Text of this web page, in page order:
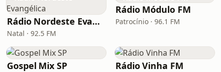
Rádio Nordeste Evangélica
Natal · 92.5 FM
Rádio Módulo FM
Patrocínio · 96.1 FM
Gospel Mix SP Rádio Vinha FM